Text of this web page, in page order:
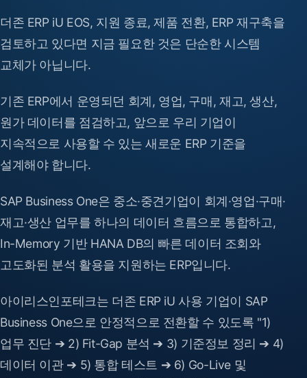
더존 ERP iU EOS, 지원 종료, 제품 전환, ERP 재구축을
검토하고 있다면 지금 필요한 것은 단순한 시스템
교체가 아닙니다.
기존 ERP에서 운영되던 회계, 영업, 구매, 재고, 생산,
원가 데이터를 점검하고, 앞으로 우리 기업이
지속적으로 사용할 수 있는 새로운 ERP 기준을
설계해야 합니다.
SAP Business One은 중소·중견기업이 회계·영업·구매·
재고·생산 업무를 하나의 데이터 흐름으로 통합하고,
In-Memory 기반 HANA DB의 빠른 데이터 조회와
고도화된 분석 활용을 지원하는 ERP입니다.
아이리스인포테크는 더존 ERP iU 사용 기업이 SAP
Business One으로 안정적으로 전환할 수 있도록 "1)
업무 진단 ➔ 2) Fit-Gap 분석 ➔ 3) 기준정보 정리 ➔ 4)
데이터 이관 ➔ 5) 통합 테스트 ➔ 6) Go-Live 및